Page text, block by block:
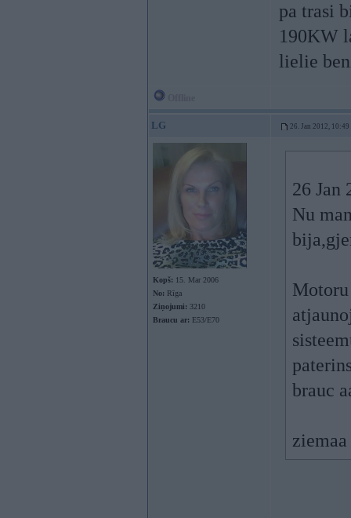
pa trasi
190KW
lielie
LG 26. Jan 2012, 10:49
Kopš: 15. Mar 2006
No: Rīga
Ziņojumi: 3210
Braucu ar: E53/E70
26 Jan
Nu
Motoru
brauc